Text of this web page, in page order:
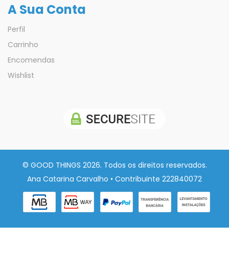
A Sua Conta
Perfil
Carrinho
Encomendas
Wishlist
© GOOD THINGS 2026. Todos os direitos reservados.
Ana Catarina Carvalho • Contribuinte 222840072